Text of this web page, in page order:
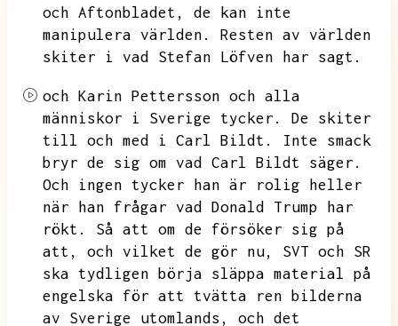
och Aftonbladet,
de kan inte
manipulera världen.
Resten av världen
skiter i vad Stefan Löfven har sagt.
och Karin Pettersson och alla
människor i Sverige tycker.
De skiter
till och med i Carl Bildt.
Inte smack
bryr de sig om vad Carl Bildt säger.
Och ingen tycker han är rolig heller
när han frågar vad Donald Trump har
rökt.
Så att om de försöker sig på
att,
och vilket de gör nu,
SVT och SR
ska tydligen börja släppa material på
engelska för att tvätta ren bilderna
av Sverige utomlands,
och det